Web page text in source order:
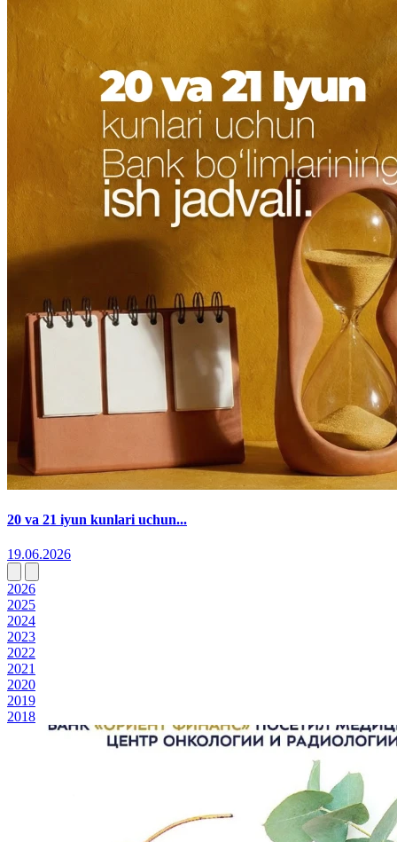
20 va 21 iyun kunlari uchun...
19.06.2026
2026
2025
2024
2023
2022
2021
2020
2019
2018